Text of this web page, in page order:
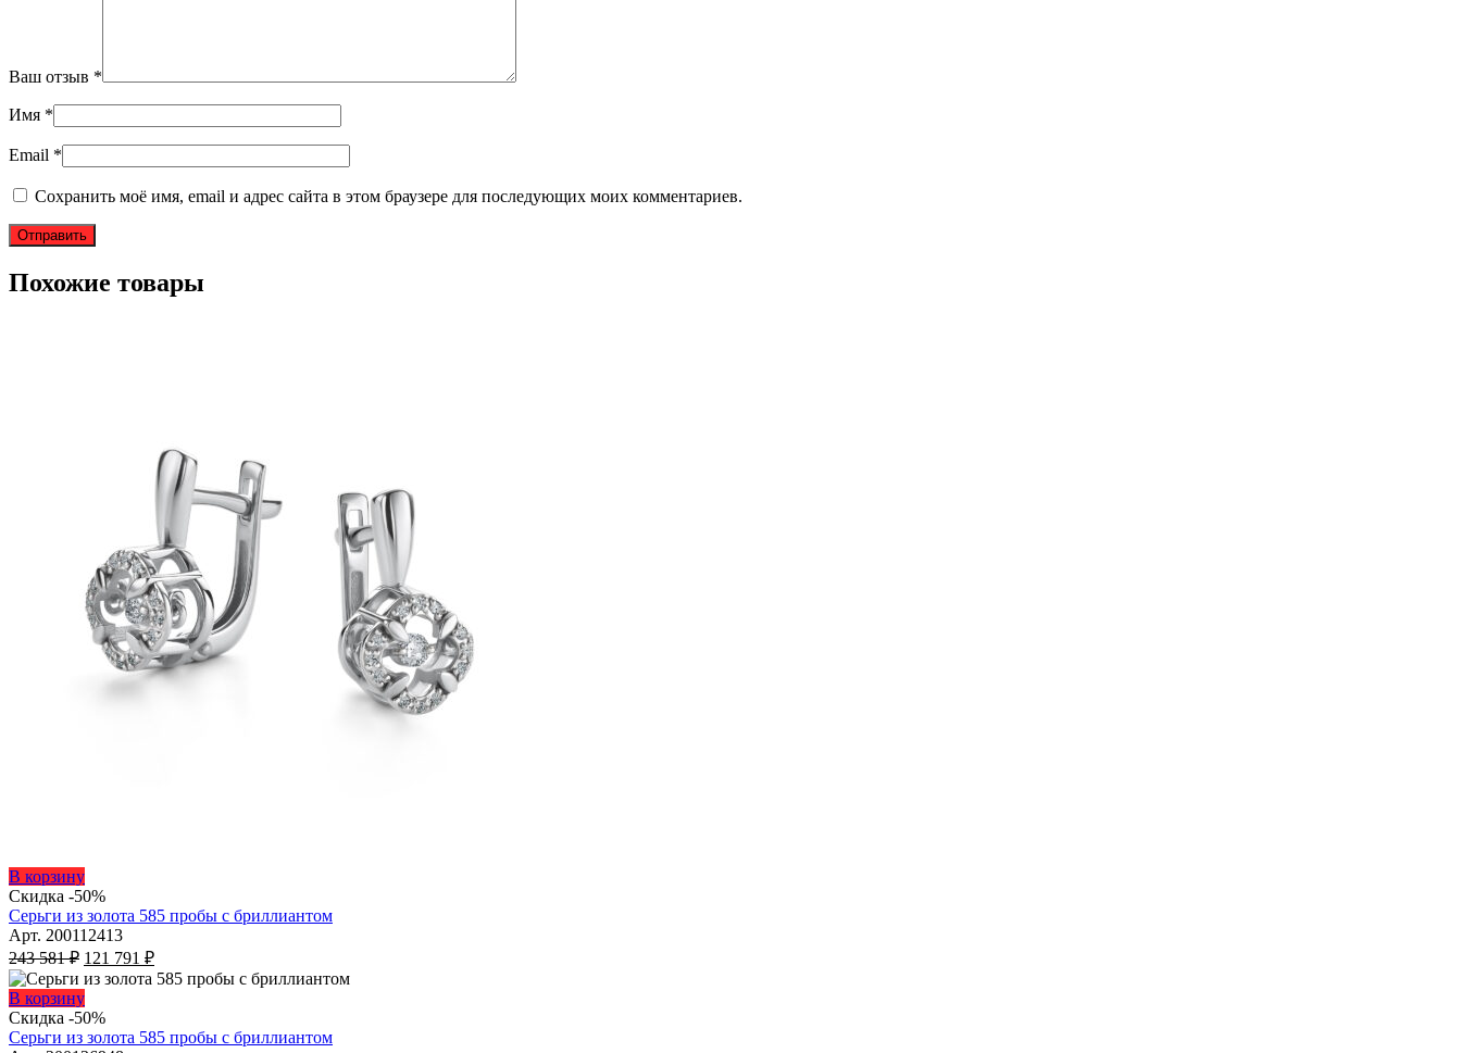
Ваш отзыв *
Имя *
Email *
Сохранить моё имя, email и адрес сайта в этом браузере для последующих моих комментариев.
Похожие товары
В корзинуЭтот
товар
имеет
несколько
вариаций.
Опции
можно
выбрать
на
Скидка -50%
Серьги из золота 585 пробы с бриллиантом
Арт. 200112413
243 581₽ Первоначальная
цена
составляла
243
581 ₽.
121 791 ₽Текущая
цена:
В корзинуЭтот
товар
имеет
Скидка -50%
Серьги из золота 585 пробы с бриллиантом